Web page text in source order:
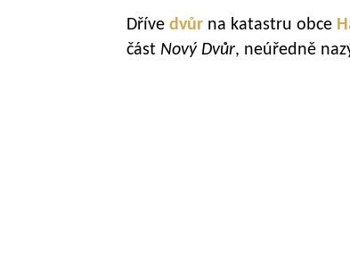
Dříve dvůr na katastru obce
část Nový Dvůr, neúředně